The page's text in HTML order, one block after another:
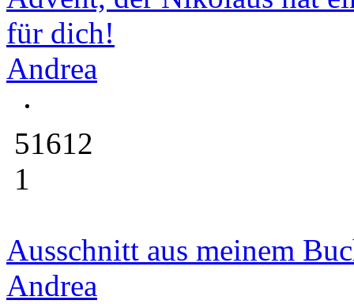
für dich!
Andrea
51612
1
Ausschnitt aus meinem
Andrea